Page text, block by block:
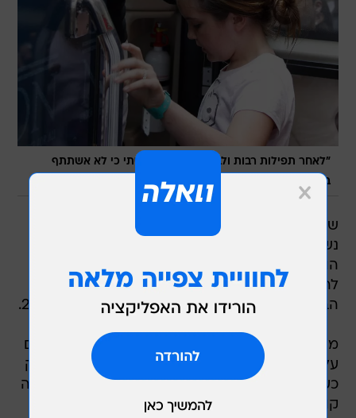
"לאחר תפילות רבות ולבטים קשים, החלטתי כי לא אשתתף
במירוץ". שרה פיילין
שרה פיילין, מי שהייתה המועמדת לתפקיד סגנית
נשיא ארצות הברית במערכת הבחירות האחרונה,
הודיעה אמש (חמישי) כי לא תתמודד במירוץ
לראשות המפלגה הרפובליקנית ולנשיאות ארצות
הברית במערכת הבחירות הקרובה שתיערך ב-2012.
מושלת אלסקה לשעבר כבר שיגרה באחרונה רמזים
על כך שאינה מתכוונת לרוץ אך היא אישרה זאת רק
כעת במכתב שנשלח לתומכיה בו נכתב כי "המשפחה
קודמת לכל".